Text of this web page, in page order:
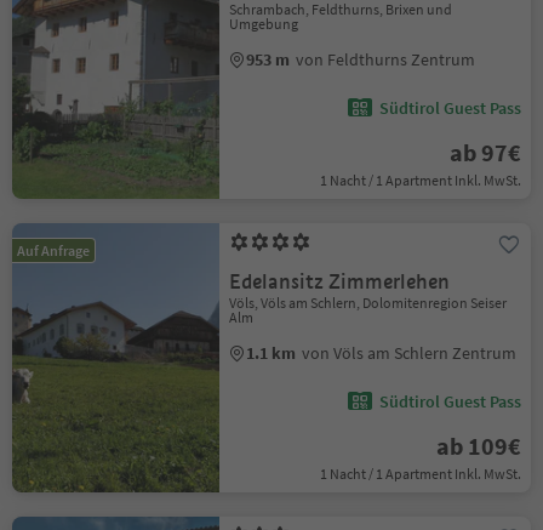
Schrambach, Feldthurns, Brixen und
Umgebung
953 m von Feldthurns Zentrum
Südtirol Guest Pass
ab 97€
1 Nacht / 1 Apartment Inkl. MwSt.
Auf Anfrage
Edelansitz Zimmerlehen
Völs, Völs am Schlern, Dolomitenregion Seiser
Alm
1.1 km von Völs am Schlern Zentrum
Südtirol Guest Pass
ab 109€
1 Nacht / 1 Apartment Inkl. MwSt.